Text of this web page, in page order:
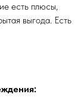
есть плюсы,
выгода. Есть